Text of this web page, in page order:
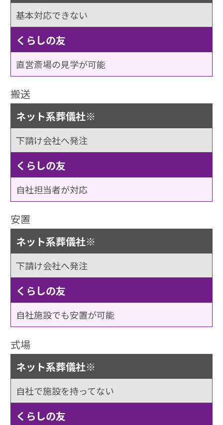
基本対応できない
くらしの友
直営斎場の見学が可能
搬送
ネット系葬儀社※
下請け会社へ発注
くらしの友
自社担当者が対応
安置
ネット系葬儀社※
下請け会社へ発注
くらしの友
自社施設でも安置が可能
式場
ネット系葬儀社※
自社で施設を持ってない
くらしの友